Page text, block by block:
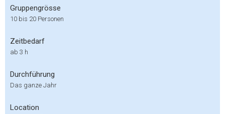
Gruppengrösse
10 bis 20 Personen
Zeitbedarf
ab 3 h
Durchführung
Das ganze Jahr
Location